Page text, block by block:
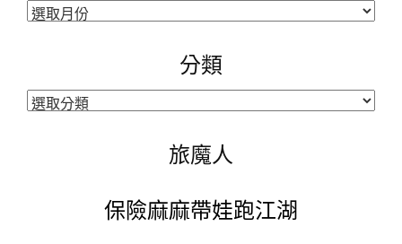
彙
分類
分
旅魔人
保險麻麻帶娃跑江湖